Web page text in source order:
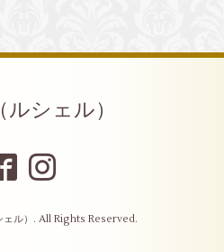
シェル）
ル） . All Rights Reserved.